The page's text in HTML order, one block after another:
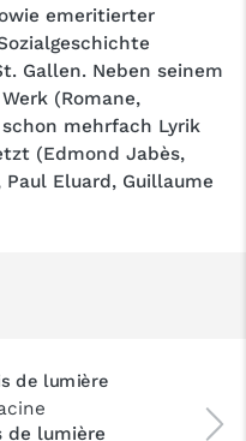
emeritierter
Gallen. Neben seinem
(Romane,
mehrfach Lyrik
(Edmond Jabès,
Paul Eluard, Guillaume
de lumière